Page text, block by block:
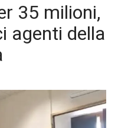
35 milioni,
agenti della